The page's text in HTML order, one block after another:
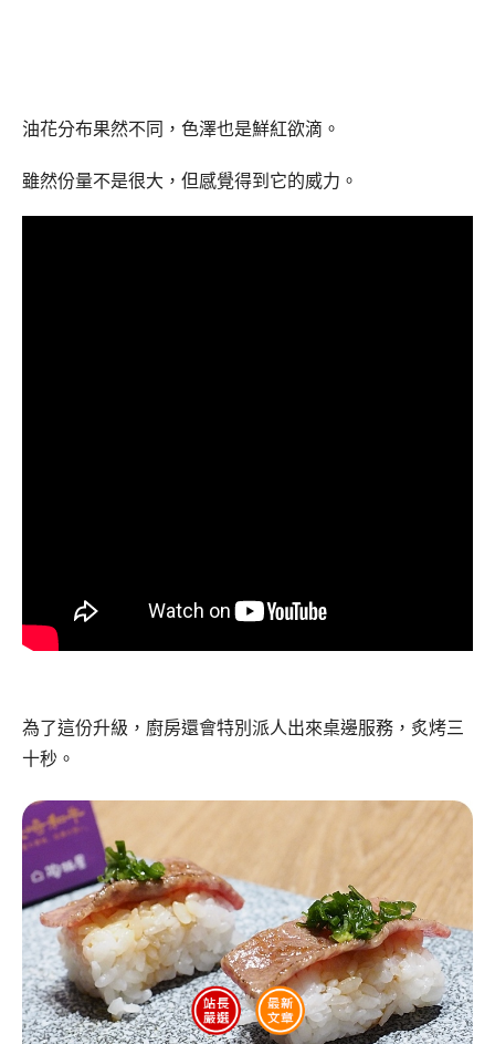
油花分布果然不同，色澤也是鮮紅欲滴。
雖然份量不是很大，但感覺得到它的威力。
為了這份升級，廚房還會特別派人出來桌邊服務，炙烤三
十秒。